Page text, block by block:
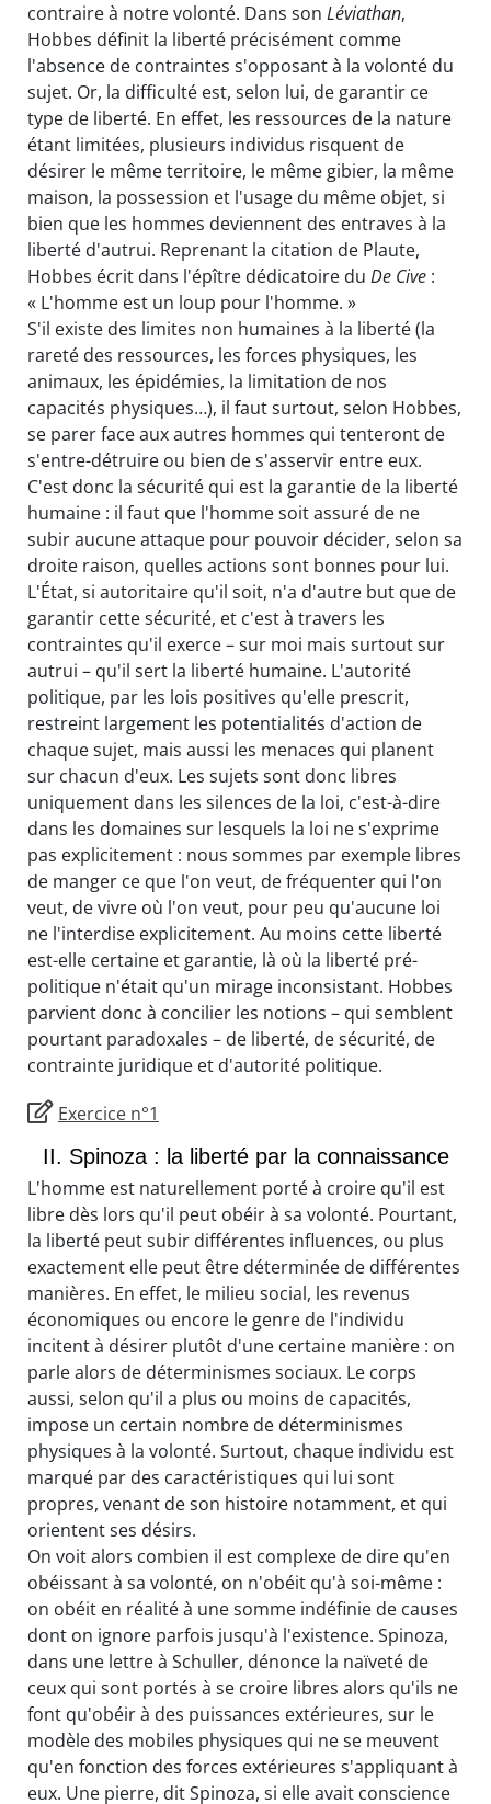
contraire à notre volonté. Dans son Léviathan,
Hobbes définit la liberté précisément comme
l'absence de contraintes s'opposant à la volonté du
sujet. Or, la difficulté est, selon lui, de garantir ce
type de liberté. En effet, les ressources de la nature
étant limitées, plusieurs individus risquent de
désirer le même territoire, le même gibier, la même
maison, la possession et l'usage du même objet, si
bien que les hommes deviennent des entraves à la
liberté d'autrui. Reprenant la citation de Plaute,
Hobbes écrit dans l'épître dédicatoire du De Cive :
« L'homme est un loup pour l'homme. »
S'il existe des limites non humaines à la liberté (la
rareté des ressources, les forces physiques, les
animaux, les épidémies, la limitation de nos
capacités physiques…), il faut surtout, selon Hobbes,
se parer face aux autres hommes qui tenteront de
s'entre-détruire ou bien de s'asservir entre eux.
C'est donc la sécurité qui est la garantie de la liberté
humaine : il faut que l'homme soit assuré de ne
subir aucune attaque pour pouvoir décider, selon sa
droite raison, quelles actions sont bonnes pour lui.
L'État, si autoritaire qu'il soit, n'a d'autre but que de
garantir cette sécurité, et c'est à travers les
contraintes qu'il exerce – sur moi mais surtout sur
autrui – qu'il sert la liberté humaine. L'autorité
politique, par les lois positives qu'elle prescrit,
restreint largement les potentialités d'action de
chaque sujet, mais aussi les menaces qui planent
sur chacun d'eux. Les sujets sont donc libres
uniquement dans les silences de la loi, c'est-à-dire
dans les domaines sur lesquels la loi ne s'exprime
pas explicitement : nous sommes par exemple libres
de manger ce que l'on veut, de fréquenter qui l'on
veut, de vivre où l'on veut, pour peu qu'aucune loi
ne l'interdise explicitement. Au moins cette liberté
est-elle certaine et garantie, là où la liberté pré-
politique n'était qu'un mirage inconsistant. Hobbes
parvient donc à concilier les notions – qui semblent
pourtant paradoxales – de liberté, de sécurité, de
contrainte juridique et d'autorité politique.
Exercice n°1
II. Spinoza : la liberté par la connaissance
L'homme est naturellement porté à croire qu'il est
libre dès lors qu'il peut obéir à sa volonté. Pourtant,
la liberté peut subir différentes influences, ou plus
exactement elle peut être déterminée de différentes
manières. En effet, le milieu social, les revenus
économiques ou encore le genre de l'individu
incitent à désirer plutôt d'une certaine manière : on
parle alors de déterminismes sociaux. Le corps
aussi, selon qu'il a plus ou moins de capacités,
impose un certain nombre de déterminismes
physiques à la volonté. Surtout, chaque individu est
marqué par des caractéristiques qui lui sont
propres, venant de son histoire notamment, et qui
orientent ses désirs.
On voit alors combien il est complexe de dire qu'en
obéissant à sa volonté, on n'obéit qu'à soi-même :
on obéit en réalité à une somme indéfinie de causes
dont on ignore parfois jusqu'à l'existence. Spinoza,
dans une lettre à Schuller, dénonce la naïveté de
ceux qui sont portés à se croire libres alors qu'ils ne
font qu'obéir à des puissances extérieures, sur le
modèle des mobiles physiques qui ne se meuvent
qu'en fonction des forces extérieures s'appliquant à
eux. Une pierre, dit Spinoza, si elle avait conscience